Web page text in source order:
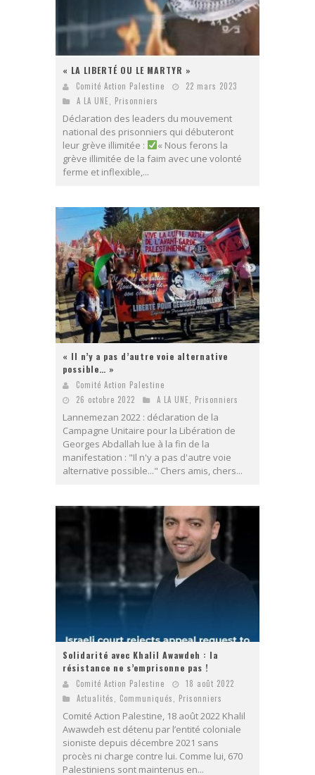
« LA LIBERTÉ OU LE MARTYR »
Comité Action Palestine
22 mars 2023
A LA UNE
Prisonniers
Déclaration des leaders du mouvement
national des prisonniers qui débuteront
leur grève illimitée :
« Nous ferons la
grève illimitée de la faim avec une volonté
ferme et inflexible,...
« Il n’y a pas d’autre voie alternative
possible… »
Comité Action Palestine
26 octobre 2022
A LA UNE Prisonniers
Lannemezan 2022 : déclaration de la
Campagne Unitaire pour la Libération de
Georges Abdallah lue à la fin de la
manifestation : "Il n'y a pas d'autre voie
alternative possible..." Chers amis, chers...
Solidarité avec Khalil Awawdeh : la
résistance ne s’emprisonne pas !
Comité Action Palestine
18 août 2022
Actualités, Communiqués, Prisonniers
Comité Action Palestine, 18 août 2022 Khalil
Awawdeh est détenu par l’entité coloniale
sioniste depuis décembre 2021 sans
procès ni charge contre lui. Comme lui, 670
Palestiniens sont maintenus en...